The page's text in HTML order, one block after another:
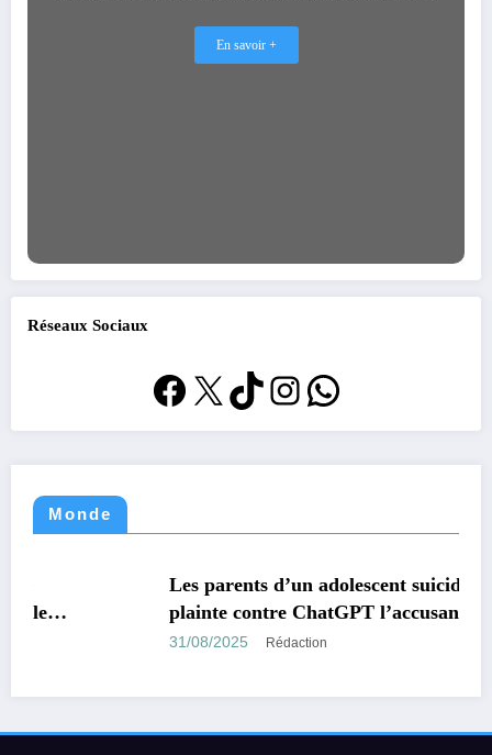
En savoir +
Réseaux Sociaux
Facebook
X TikTok
Instagram
WhatsApp
Monde
TECHNOLOGIE
Les parents d’un adolescent suicidé portent
plainte contre ChatGPT l’accusant d’avoir
encouragé son suicide.
Rédaction